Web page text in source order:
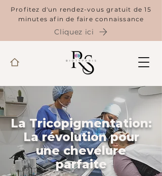
Profitez d'un rendez-vous gratuit de 15
minutes afin de faire connaissance
Cliquez ici
La Tricopigmentation:
La révolution pour
une chevelure
parfaite